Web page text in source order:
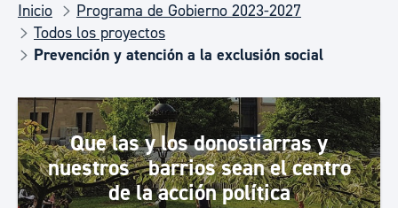
Inicio
Programa de Gobierno 2023-2027
Todos los proyectos
Prevención y atención a la exclusión social
Que las y los donostiarras y
nuestros barrios sean el centro
de la acción política